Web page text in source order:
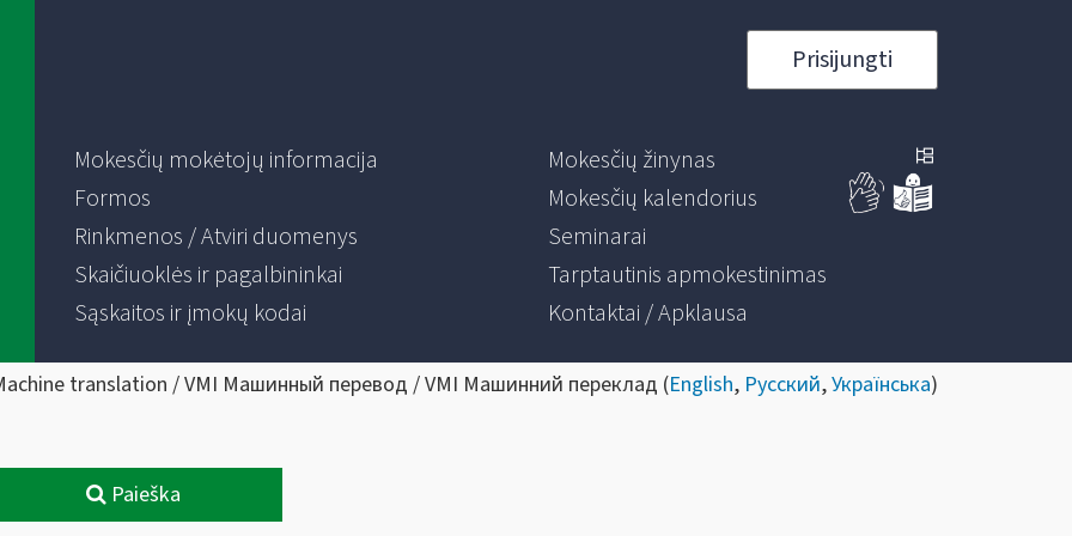
Prisijungti
Mokesčių mokėtojų informacija
Formos
Rinkmenos / Atviri duomenys
Skaičiuoklės ir pagalbininkai
Sąskaitos ir įmokų kodai
Mokesčių žinynas
Mokesčių kalendorius
Seminarai
Tarptautinis apmokestinimas
Kontaktai / Apklausa
translation / VMI Машинный перевод / VMI Машинний переклад (English, Русский,Українська)
Paieška